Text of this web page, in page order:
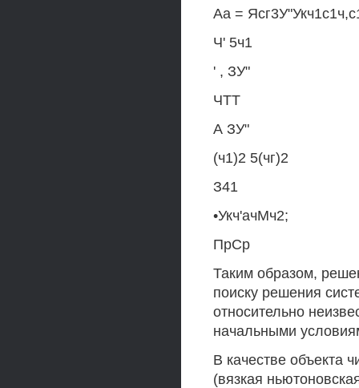
Аа =
Ч' 5ч1
' , ЗУ"
ЧТТ
А ЗУ"
(ч1)2 5(чг)2
З41
•Укч'ачМч2;
ПрСр
Таким образом,
поиску решения
относительно
начальными
В качестве объекта
(вязкая